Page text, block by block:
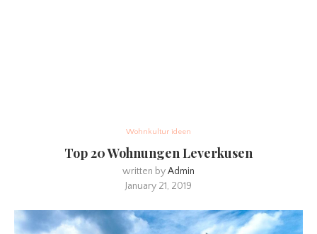
Wohnkultur ideen
Top 20 Wohnungen Leverkusen
written byAdmin
January 21, 2019